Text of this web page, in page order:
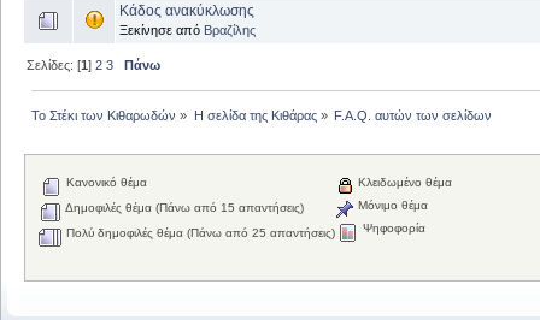
Κάδος ανακύκλωσης
Ξεκίνησε από Βραζίλης
Σελίδες: [1]2 3 Πάνω
Το Στέκι των Κιθαρωδών » Η σελίδα της Κιθάρας» F.A.Q. αυτών των σελίδων
Κανονικό θέμα
Δημοφιλές θέμα (Πάνω από 15 απαντήσεις)
Πολύ δημοφιλές θέμα (Πάνω από 25 απαντήσεις)
Κλειδωμένο θέμα
Μόνιμο θέμα
Ψηφοφορία